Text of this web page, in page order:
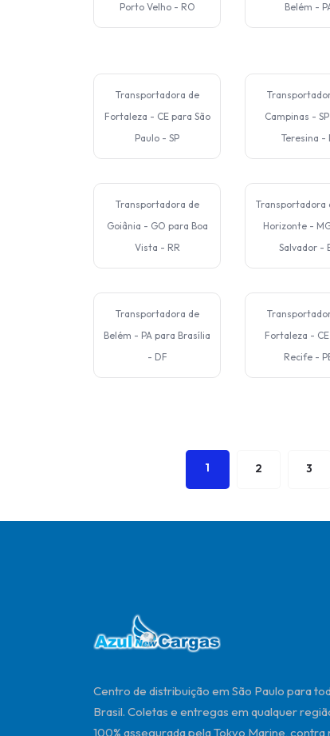
Porto Velho - RO
Belém -
Transportadora de
Fortaleza - CE para São
Paulo - SP
Campinas -
Teresina -
Transportadora de
Goiânia - GO para Boa
Vista - RR
Transportadora
Horizonte -
Salvador -
Transportadora de
Belém - PA para Brasília
- DF
Fortaleza -
Recife -
1 2 3
Centro de distribuição em São Paulo para
Brasil. Coletas e entregas em qualquer
100% assegurada pela Tokyo Marine, contra